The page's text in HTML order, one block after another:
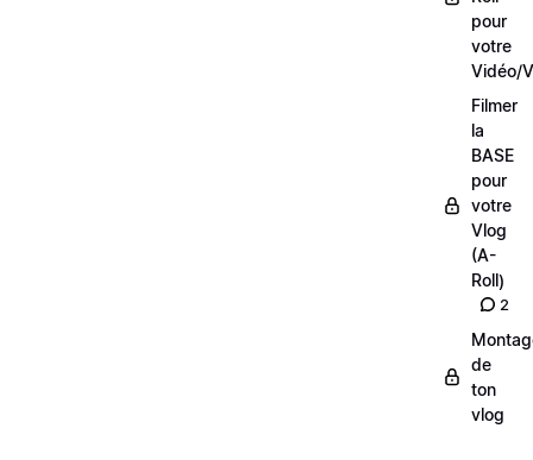
pour
votre
Vidéo/
Filmer
la
BASE
pour
votre
Vlog
(A-
Roll)
2
de
ton
vlog